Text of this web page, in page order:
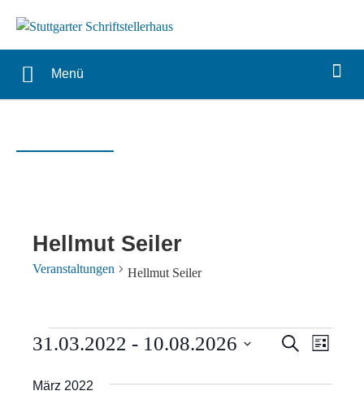
Menü
Hellmut Seiler
Veranstaltungen Hellmut Seiler
Veranstaltungen SucheListe
31.03.2022 - 10.08.2026
wählen.
März 2022